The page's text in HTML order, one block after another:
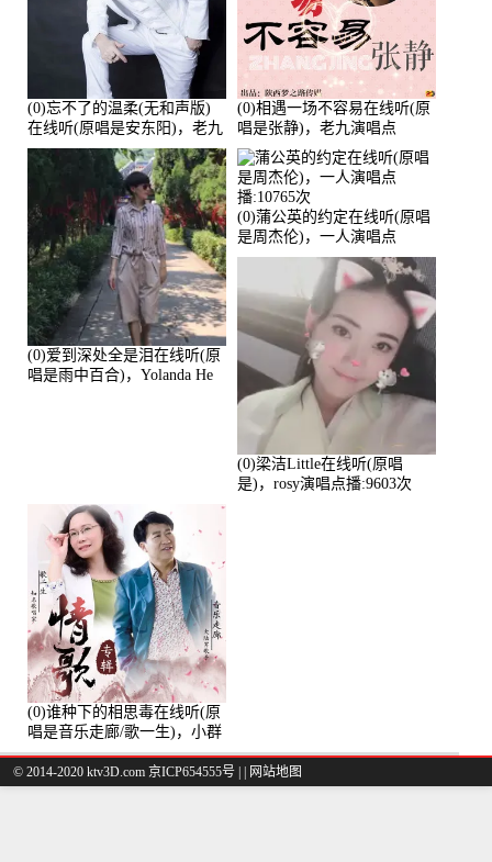
(0)忘不了的温柔(无和声版)
在线听(原唱是安东阳)，老九
演唱点播:17392次
(0)相遇一场不容易在线听(原
唱是张静)，老九演唱点
播:11453次
(0)爱到深处全是泪在线听(原
唱是雨中百合)，Yolanda He
(0)蒲公英的约定在线听(原唱
是周杰伦)，一人演唱点
播:10765次
(0)梁洁Little在线听(原唱
是)，rosy演唱点播:9603次
(0)谁种下的相思毒在线听(原
唱是音乐走廊/歌一生)，小群
演唱点播:8975次
© 2014-2020 ktv3D.com 京ICP654555号 | 网站地图